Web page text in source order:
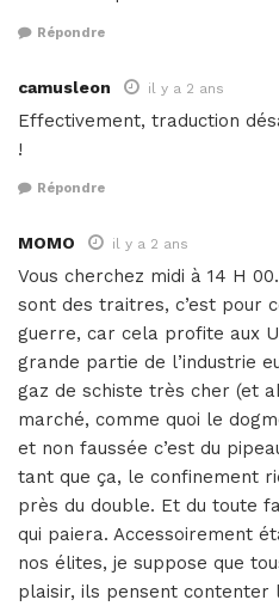
Répondre
camusleon il y a 2 ans
Effectivement, traduction
!
Répondre
MOMO il y a 2 ans
Vous cherchez midi à 14 H
sont des traitres, c’est pour
guerre, car cela profite aux
grande partie de l’industrie
gaz de schiste très cher (et
marché, comme quoi le
et non faussée c’est du
tant que ça, le confinement
près du double. Et du toute
qui paiera. Accessoirement
nos élites, je suppose que
plaisir, ils pensent contenter